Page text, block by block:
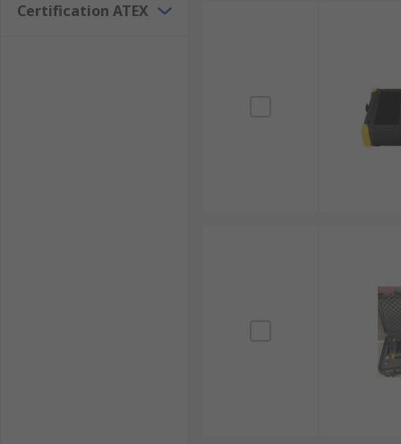
Certification ATEX